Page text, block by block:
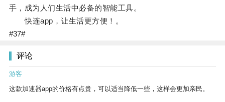
手，成为人们生活中必备的智能工具。
快连app，让生活更方便！。
#37#
评论
游客
这款加速器app的价格有点贵，可以适当降低一些，这样会更加亲民。